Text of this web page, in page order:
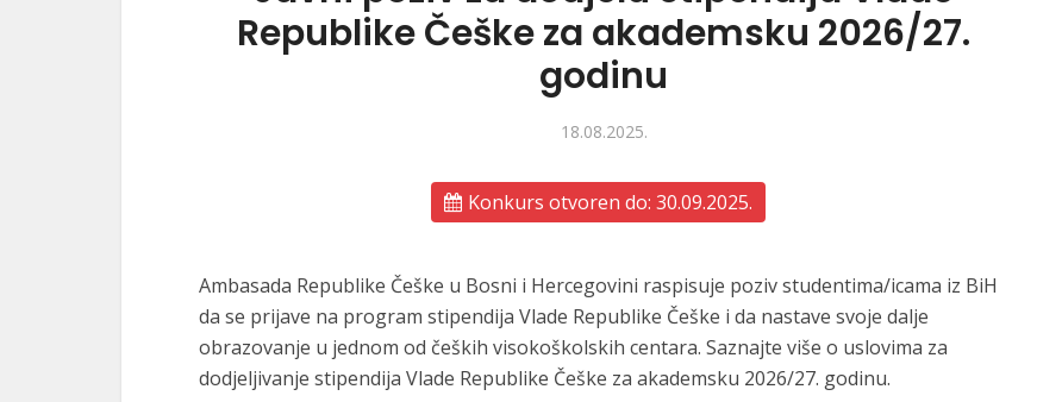
Republike Češke za akademsku 2026/27.
godinu
18.08.2025.
Konkurs otvoren do: 30.09.2025.
Ambasada Republike Češke u Bosni i Hercegovini raspisuje poziv studentima/icama iz BiH
da se prijave na program stipendija Vlade Republike Češke i da nastave svoje dalje
obrazovanje u jednom od čeških visokoškolskih centara. Saznajte više o uslovima za
dodjeljivanje stipendija Vlade Republike Češke za akademsku 2026/27. godinu.